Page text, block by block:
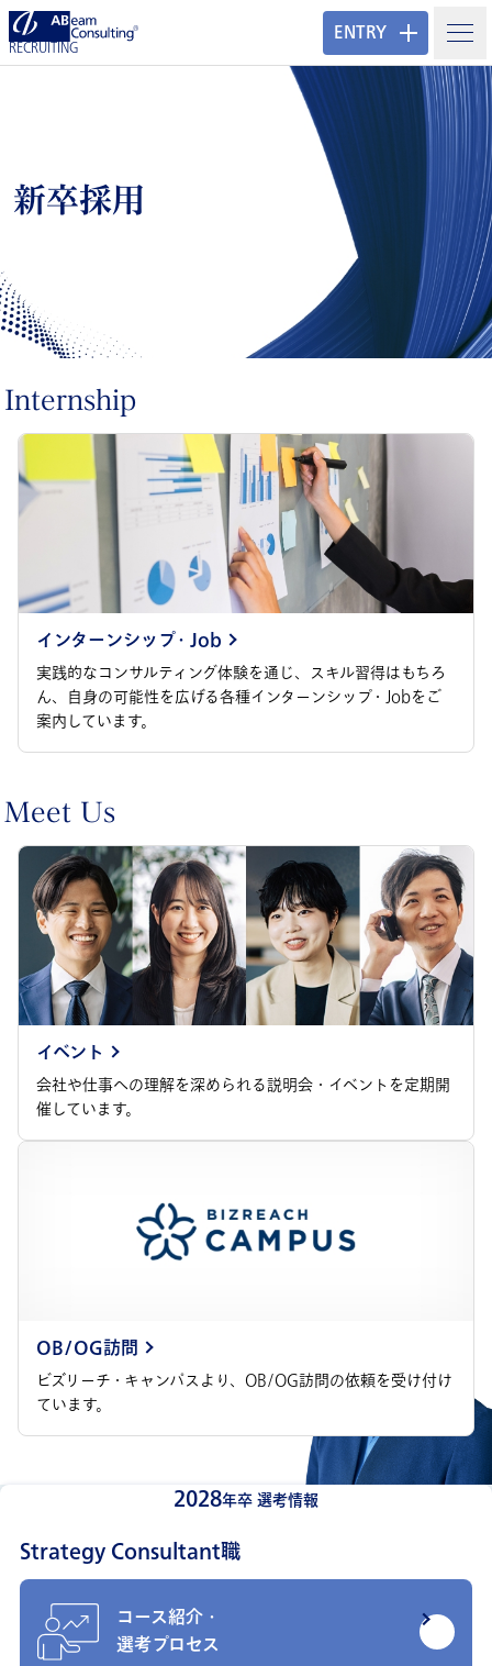
RECRUITING
ENTRY
新卒採用
Internship
インターンシップ・Job
実践的なコンサルティング体験を通じ、スキル習得はもちろ
ん、自身の可能性を広げる各種インターンシップ・Jobをご
案内しています。
Meet Us
イベント
会社や仕事への理解を深められる説明会・イベントを定期開
催しています。
OB/OG訪問
ビズリーチ・キャンパスより、OB/OG訪問の依頼を受け付け
ています。
2028年卒 選考情報
Strategy Consultant職
コース紹介・
選考プロセス